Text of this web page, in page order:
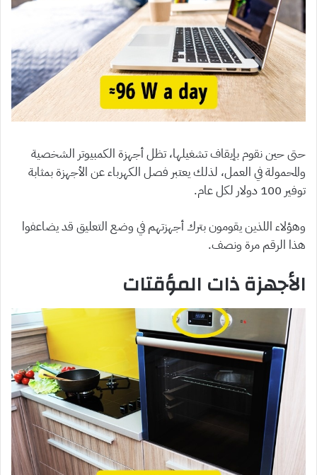
حتى حين نقوم بإيقاف تشغيلها، تظل أجهزة الكمبيوتر الشخصية
والمحمولة في العمل، لذلك يعتبر فصل الكهرباء عن الأجهزة بمثابة
توفير 100 دولار لكل عام.
وهؤلاء اللذين يقومون بترك أجهزتهم في وضع التعليق قد يضاعفوا
هذا الرقم مرة ونصف.
الأجهزة ذات المؤقتات